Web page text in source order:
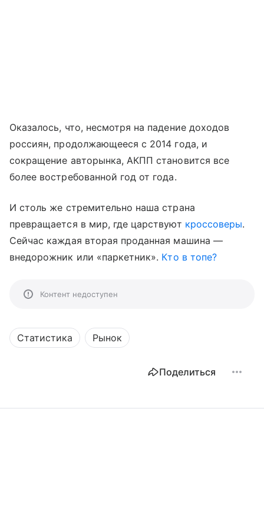
Оказалось, что, несмотря на падение доходов
россиян, продолжающееся с 2014 года, и
сокращение авторынка, АКПП становится все
более востребованной год от года.
И столь же стремительно наша страна
превращается в мир, где царствуют кроссоверы.
Сейчас каждая вторая проданная машина —
внедорожник или «паркетник». Кто в топе?
Контент недоступен
Статистика Рынок
Поделиться